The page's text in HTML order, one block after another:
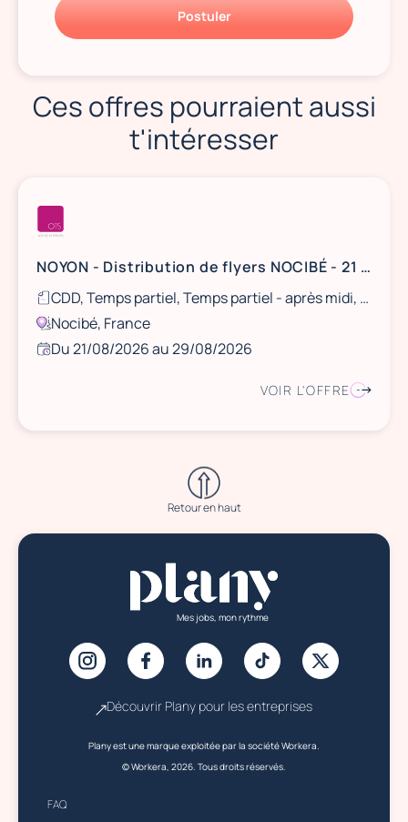
Postuler
Ces offres pourraient aussi
t'intéresser
NOYON - Distribution de flyers NOCIBÉ - 21 et 22 août / 28 et 29 août
CDD, Temps partiel, Temps partiel - après midi, Ponctuel
Nocibé, France
Du 21/08/2026 au 29/08/2026
VOIR L'OFFRE
Retour en haut
Mes jobs, mon rythme
Découvrir Plany pour les entreprises
Plany est une marque exploitée par la société Workera.
© Workera, 2026. Tous droits réservés.
FAQ